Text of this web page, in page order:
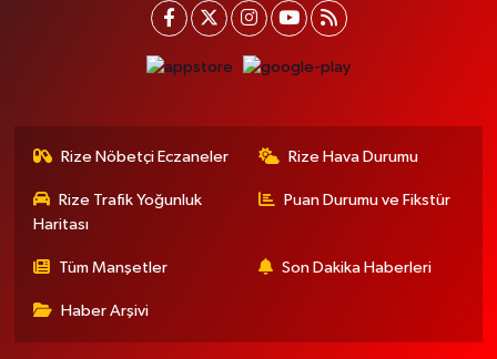
Rize Nöbetçi Eczaneler Rize Hava Durumu
Rize Trafik Yoğunluk
Haritası
Puan Durumu ve Fikstür
Tüm Manşetler Son Dakika Haberleri
Haber Arşivi